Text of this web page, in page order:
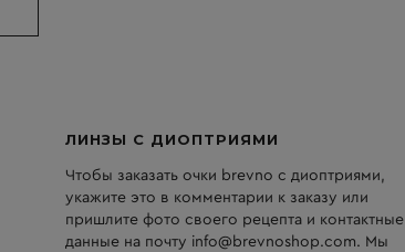
ЛИНЗЫ С ДИОПТРИЯМИ
Чтобы заказать очки brevno с диоптриями,
укажите это в комментарии к заказу или
пришлите фото своего рецепта и контактные
данные на почту info@brevnoshop.com. Мы